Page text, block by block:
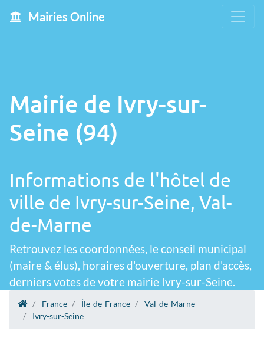
Mairies Online
Mairie de Ivry-sur-
Seine (94)
Informations de l'hôtel de
ville de Ivry-sur-Seine, Val-
de-Marne
Retrouvez les coordonnées, le conseil municipal
(maire & élus), horaires d'ouverture, plan d'accès,
derniers votes de votre mairie Ivry-sur-Seine.
France Île-de-France
Val-de-Marne
Ivry-sur-Seine